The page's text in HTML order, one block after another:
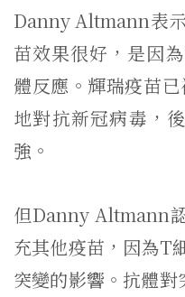
Danny Altmann表
苗效果很好，是因
體反應。輝瑞疫苗
地對抗新冠病毒，
強。
但Danny Altmann
充其他疫苗，因為T
突變的影響。抗體